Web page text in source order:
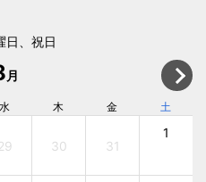
日、祝日
月
水 木 金 土
29 30 31
1